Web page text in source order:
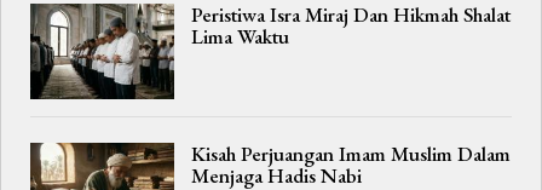
Peristiwa Isra Miraj Dan Hikmah Shalat
Lima Waktu
Kisah Perjuangan Imam Muslim Dalam
Menjaga Hadis Nabi